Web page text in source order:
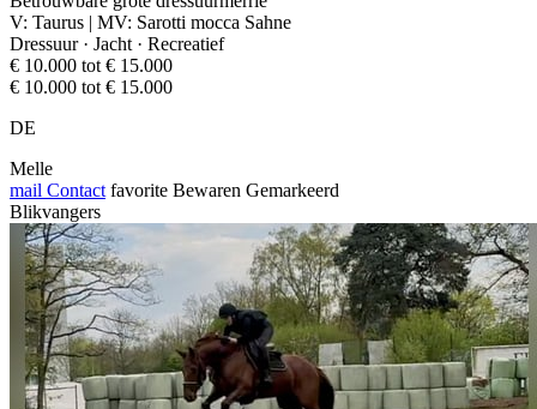
V: Taurus | MV: Sarotti mocca Sahne
Dressuur · Jacht · Recreatief
€ 10.000 tot € 15.000
€ 10.000 tot € 15.000
DE
Melle
mail Contact favorite Bewaren Gemarkeerd
Blikvangers